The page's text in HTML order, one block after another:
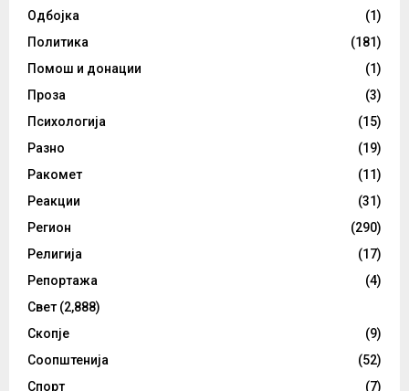
Одбојка
(1)
Политика
(181)
Помош и донации
(1)
Проза
(3)
Психологија
(15)
Разно
(19)
Ракомет
(11)
Реакции
(31)
Регион
(290)
Религија
(17)
Репортажа
(4)
Свет (2,888)
Скопје
(9)
Соопштенија
(52)
Спорт
(7)